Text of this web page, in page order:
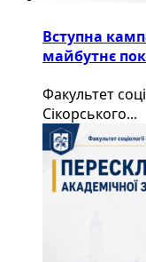
Вступна
майбутнє
Факультет
Сікорського...